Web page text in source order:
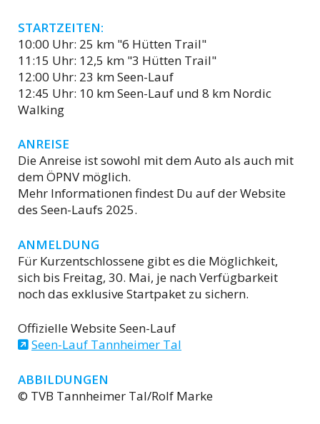
STARTZEITEN:
10:00 Uhr: 25 km "6 Hütten Trail"
11:15 Uhr: 12,5 km "3 Hütten Trail"
12:00 Uhr: 23 km Seen-Lauf
12:45 Uhr: 10 km Seen-Lauf und 8 km Nordic
Walking
ANREISE
Die Anreise ist sowohl mit dem Auto als auch mit
dem ÖPNV möglich.
Mehr Informationen findest Du auf der Website
des Seen-Laufs 2025.
ANMELDUNG
Für Kurzentschlossene gibt es die Möglichkeit,
sich bis Freitag, 30. Mai, je nach Verfügbarkeit
noch das exklusive Startpaket zu sichern.
Offizielle Website Seen-Lauf
Seen-Lauf Tannheimer Tal
ABBILDUNGEN
© TVB Tannheimer Tal/Rolf Marke